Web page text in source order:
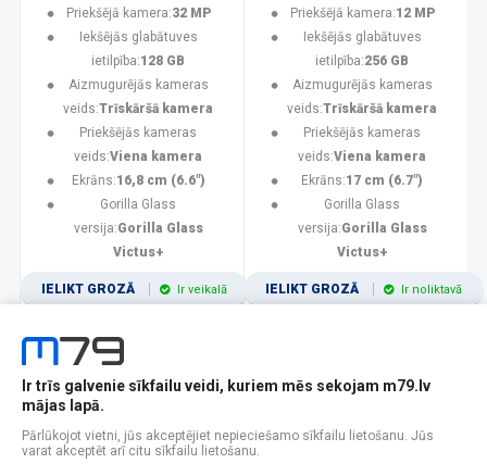
Priekšējā kamera:32 MP
Iekšējās glabātuves
ietilpība:128 GB
Aizmugurējās kameras
veids:Trīskāršā kamera
Priekšējās kameras
veids:Viena kamera
Ekrāns:16,8 cm (6.6")
Gorilla Glass
versija:Gorilla Glass
Victus+
IELIKT GROZĀ Ir veikalā
Priekšējā kamera:12 MP
Iekšējās glabātuves
ietilpība:256 GB
Aizmugurējās kameras
veids:Trīskāršā kamera
Priekšējās kameras
veids:Viena kamera
Ekrāns:17 cm (6.7")
Gorilla Glass
versija:Gorilla Glass
Victus+
IELIKT GROZĀ Ir noliktavā
1 2 3 4 5 6 7 8 9 10 11
Popularitātes Rādīt 12
Ir trīs galvenie sīkfailu veidi, kuriem mēs sekojam m79.lv
mājas lapā.
Pārlūkojot vietni, jūs akceptējiet nepieciešamo sīkfailu lietošanu. Jūs
varat akceptēt arī citu sīkfailu lietošanu.